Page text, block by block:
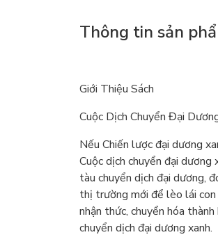
Thông tin sản
Giới Thiệu Sách
Cuộc Dịch Chuyển Đại
Nếu Chiến lược đại dương
Cuộc dịch chuyển đại
tàu chuyển dịch đại dương,
thị trường mới để lèo lái
nhận thức, chuyển hóa
chuyển dịch đại dương xanh.